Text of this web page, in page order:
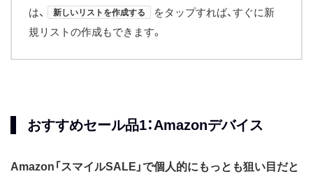
は、
新しいリストを作成する
をタップすれば、すぐに新
規リストの作成もできます。
おすすめセール品1：Amazonデバイス
Amazon「スマイルSALE」で個人的にもっとも狙い目だと